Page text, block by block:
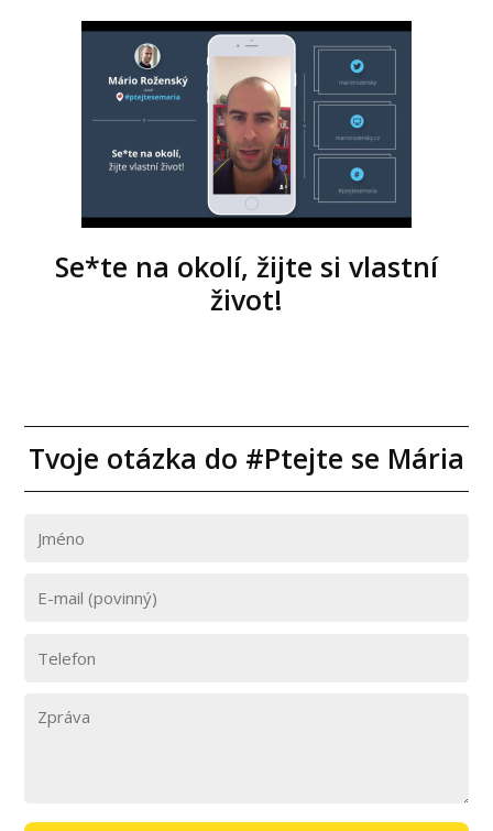
Se*te na okolí, žijte si vlastní
život!
Tvoje otázka do #Ptejte se Mária